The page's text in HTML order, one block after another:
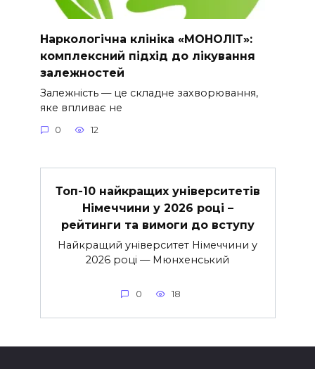
Наркологічна клініка «МОНОЛІТ»:
комплексний підхід до лікування
залежностей
Залежність — це складне захворювання,
яке впливає не
0 12
Топ-10 найкращих університетів
Німеччини у 2026 році –
рейтинги та вимоги до вступу
Найкращий університет Німеччини у
2026 році — Мюнхенський
0 18